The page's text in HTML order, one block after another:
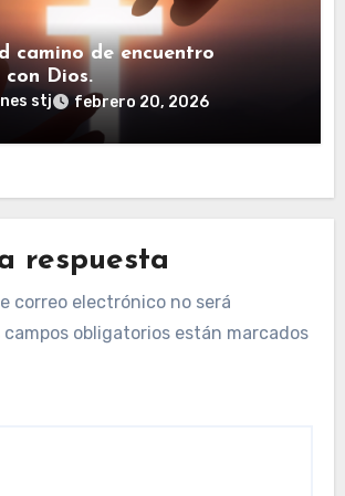
camino de encuentro
Dios.
stj febrero 20, 2026
respuesta
correo electrónico no será
campos obligatorios están marcados